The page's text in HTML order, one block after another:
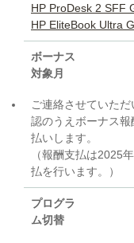
HP ProDesk 2 SFF
HP EliteBook Ultra
ボーナス
対象月
ご連絡させていた
認のうえボーナス
払いします。
（報酬支払は2025
払を行います。）
プログラ
ム切替